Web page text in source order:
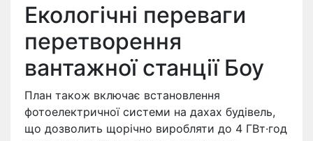
Екологічні переваги
перетворення
вантажної станції Боу
План також включає встановлення
фотоелектричної системи на дахах будівель,
що дозволить щорічно виробляти до 4 ГВт·год